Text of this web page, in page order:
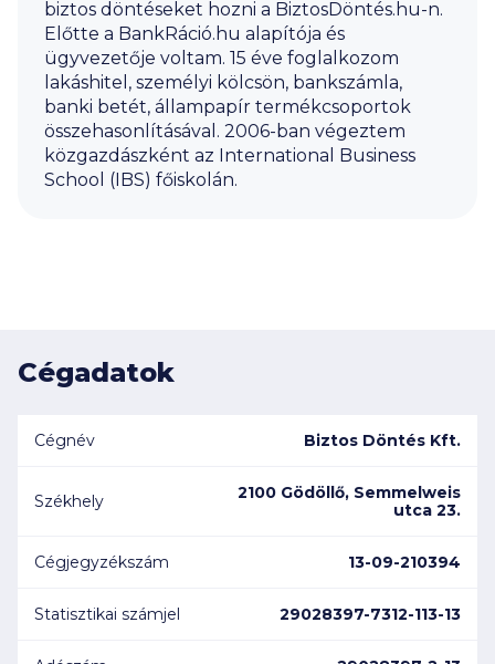
biztos döntéseket hozni a BiztosDöntés.hu-n.
Előtte a BankRáció.hu alapítója és
ügyvezetője voltam. 15 éve foglalkozom
lakáshitel, személyi kölcsön, bankszámla,
banki betét, állampapír termékcsoportok
összehasonlításával. 2006-ban végeztem
közgazdászként az International Business
School (IBS) főiskolán.
Cégadatok
Cégnév Biztos Döntés Kft.
Székhely
2100 Gödöllő, Semmelweis
utca 23.
Cégjegyzékszám 13-09-210394
Statisztikai számjel 29028397-7312-113-13